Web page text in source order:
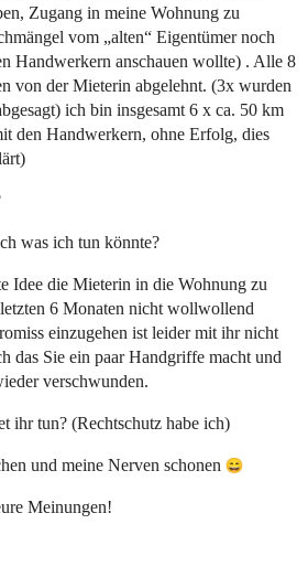
Zugang in meine Wohnung zu
vom „alten“ Eigentümer noch
Handwerkern anschauen wollte) . Alle 8
von der Mieterin abgelehnt. (3x wurden
ich bin insgesamt 6 x ca. 50 km
den Handwerkern, ohne Erfolg, dies
was ich tun könnte?
Idee die Mieterin in die Wohnung zu
6 Monaten nicht wollwollend
einzugehen ist leider mit ihr nicht
das Sie ein paar Handgriffe macht und
verschwunden.
ihr tun? (Rechtschutz habe ich)
und meine Nerven schonen
Meinungen!